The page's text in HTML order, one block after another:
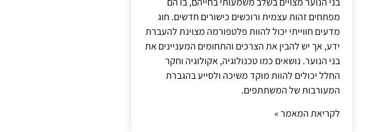
מפתחים זהות עצמית ורוכשים כישורים חדשים. חוג
מדעים חווייתי יכול להוות פלטפורמה מצוינת להעברת
ידע, אך יש להבין את הצרכים והתחומים המעניינים את
בני הנוער. נושאים כמו טכנולוגיה, אקולוגיה וחקר
החלל יכולים להוות מוקד משיכה ולסייע בהגברת
המעורבות של המשתתפים.
לקריאת המאמר »